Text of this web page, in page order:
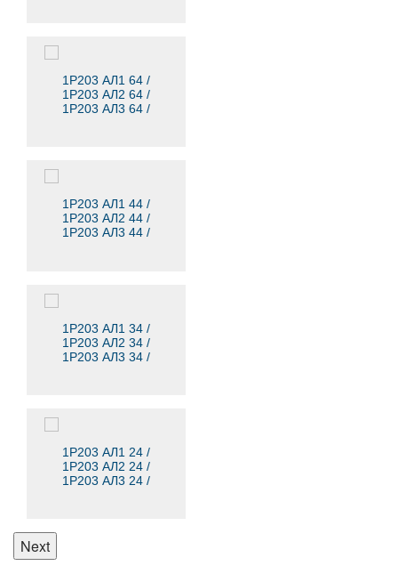
1Р203 АЛ1 64 /
1Р203 АЛ2 64 /
1Р203 АЛ3 64 /
1Р203 АЛ1 44 /
1Р203 АЛ2 44 /
1Р203 АЛ3 44 /
1Р203 АЛ1 34 /
1Р203 АЛ2 34 /
1Р203 АЛ3 34 /
1Р203 АЛ1 24 /
1Р203 АЛ2 24 /
1Р203 АЛ3 24 /
Next